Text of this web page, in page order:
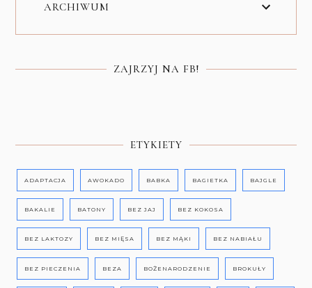
ARCHIWUM
ZAJRZYJ NA FB!
ETYKIETY
ADAPTACJA AWOKADO BABKA BAGIETKA BAJGLE
BAKALIE BATONY BEZ JAJ BEZ KOKOSA
BEZ LAKTOZY BEZ MIĘSA BEZ MĄKI BEZ NABIAŁU
BEZ PIECZENIA BEZA BOŻENARODZENIE BROKUŁY